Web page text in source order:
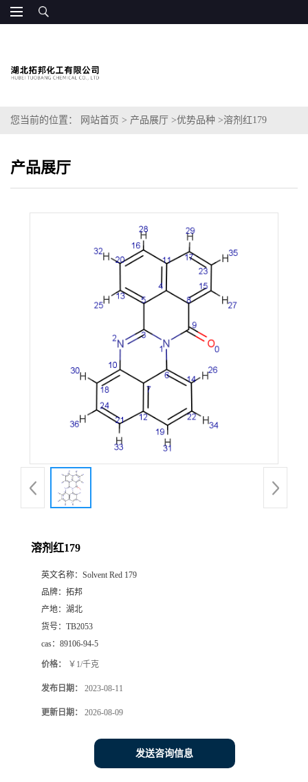
您当前的位置： 网站首页 > 产品展厅 >优势品种 >溶剂红179
产品展厅
溶剂红179
英文名称： Solvent Red 179
品牌： 拓邦
产地： 湖北
货号： TB2053
cas： 89106-94-5
价格： ￥1/千克
发布日期： 2023-08-11
更新日期： 2026-08-09
发送咨询信息